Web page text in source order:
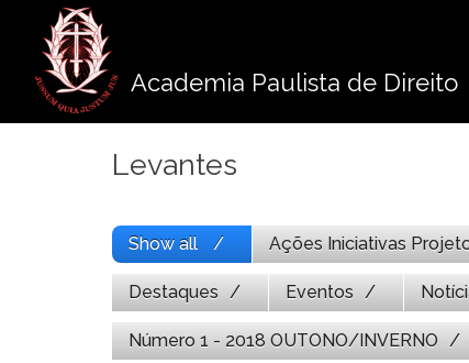
conteúdo
Academia Paulista de Direito
Levantes
Show all Ações Iniciativas
Destaques Eventos
Número 1 - 2018 OUTONO/INVERNO